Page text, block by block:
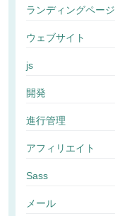
ランディングページ
ウェブサイト
js
開発
進行管理
アフィリエイト
Sass
メール